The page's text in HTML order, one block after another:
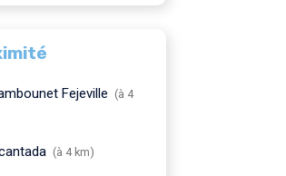
Fejeville
(à 4
(à 4 km)